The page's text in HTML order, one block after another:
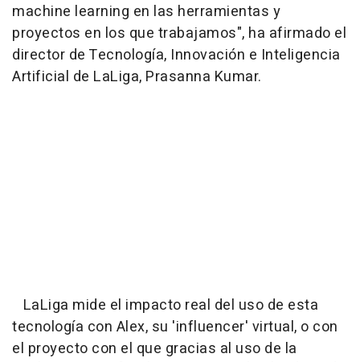
machine learning en las herramientas y
proyectos en los que trabajamos", ha afirmado el
director de Tecnología, Innovación e Inteligencia
Artificial de LaLiga, Prasanna Kumar.
LaLiga mide el impacto real del uso de esta
tecnología con Alex, su 'influencer' virtual, o con
el proyecto con el que gracias al uso de la